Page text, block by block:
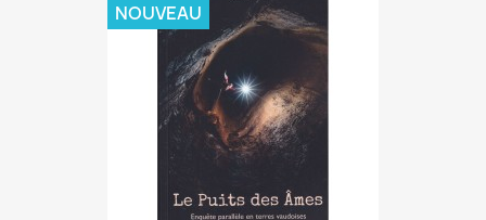
NOUVEAU